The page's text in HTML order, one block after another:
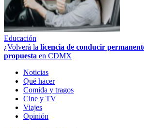
Educación
¿Volverá la licencia de conducir
propuesta en CDMX
Noticias
Qué hacer
Comida y tragos
Cine y TV
Viajes
Opinión